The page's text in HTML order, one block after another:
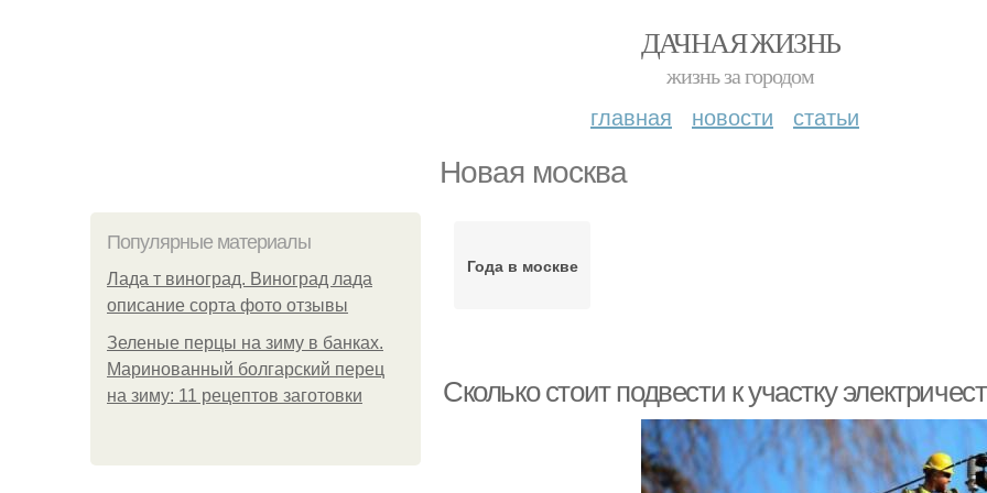
ДАЧНАЯ ЖИЗНЬ
жизнь за городом
главная новости статьи
Новая москва
Популярные материалы
Лада т виноград. Виноград лада
описание сорта фото отзывы
Зеленые перцы на зиму в банках.
Маринованный болгарский перец
на зиму: 11 рецептов заготовки
Года в москве
Сколько стоит подвести к участку